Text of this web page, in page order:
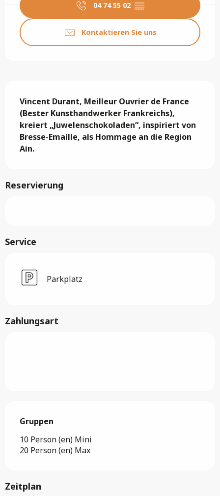
04 74 55 02 ▒▒
Kontaktieren Sie uns
Vincent Durant, Meilleur Ouvrier de France
(Bester Kunsthandwerker Frankreichs),
kreiert „Juwelenschokoladen“, inspiriert von
Bresse-Emaille, als Hommage an die Region
Ain.
Reservierung
Service
Parkplatz
Zahlungsart
Gruppen
Gruppen
10 Person (en) Mini
20 Person (en) Max
Zeitplan